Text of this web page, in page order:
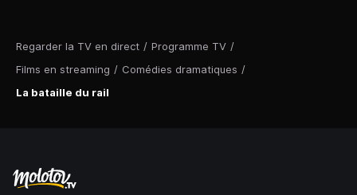
Regarder la TV en direct / Programme TV /
Films en streaming / Comédies dramatiques /
La bataille du rail